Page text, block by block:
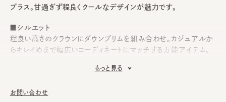
プラス。甘過ぎず程良くクールなデザインが魅力です。
■シルエット
程良い高さのクラウンにダウンブリムを組み合わせ。カジュアルか
らキレイめまで幅広いコーディネートにマッチする万能アイテム。
さがありながらも上品さも醸し出します。
もっと見る
お問い合わせ